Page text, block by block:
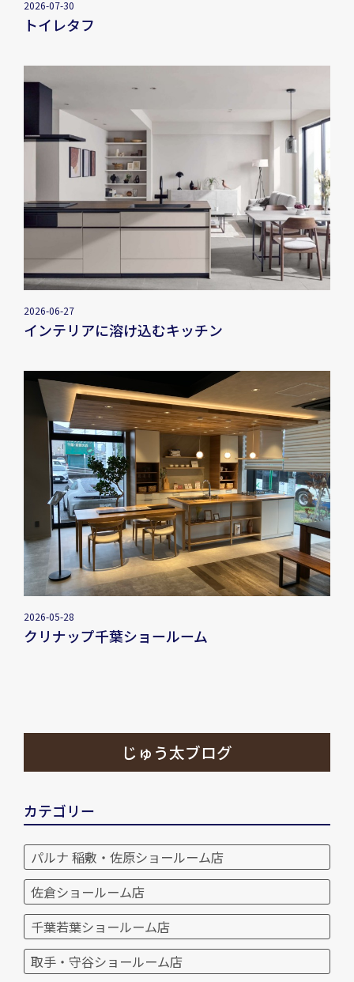
2026-07-30
トイレタフ
2026-06-27
インテリアに溶け込むキッチン
2026-05-28
クリナップ千葉ショールーム
じゅう太ブログ
カテゴリー
パルナ 稲敷・佐原ショールーム店
佐倉ショールーム店
千葉若葉ショールーム店
取手・守谷ショールーム店